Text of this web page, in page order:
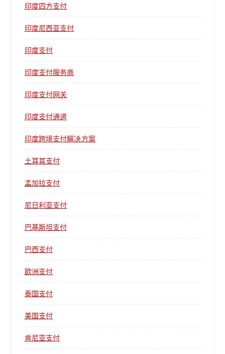
印度四方支付
印度尼西亚支付
印度支付
印度支付服务商
印度支付网关
印度支付通道
印度跨境支付解决方案
土耳其支付
孟加拉支付
尼日利亚支付
巴基斯坦支付
巴西支付
欧洲支付
泰国支付
美国支付
肯尼亚支付